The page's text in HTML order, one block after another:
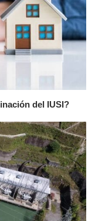
del IUSI?